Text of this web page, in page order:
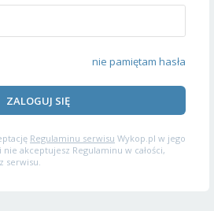
nie pamiętam hasła
ZALOGUJ SIĘ
Regulaminu serwisu Wykop.pl w jego
akceptujesz Regulaminu w całości,
serwisu.